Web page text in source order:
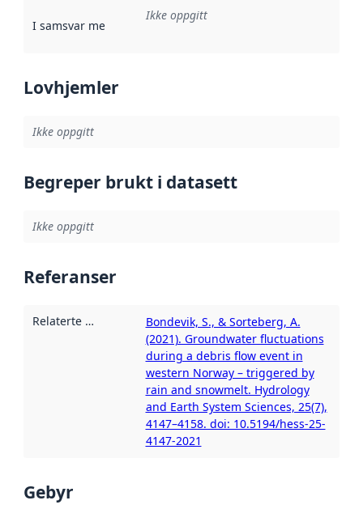
I samsvar med Referanse til en implementasjonsregel
Ikke oppgitt
Lovhjemler
Ikke oppgitt
Begreper brukt i datasett
Ikke oppgitt
Referanser
Relaterte ressurser
Bondevik, S., & Sorteberg, A.
(2021). Groundwater fluctuations
during a debris flow event in
western Norway – triggered by
rain and snowmelt. Hydrology
and Earth System Sciences, 25(7),
4147–4158. doi: 10.5194/hess-25-
4147-2021
Gebyr